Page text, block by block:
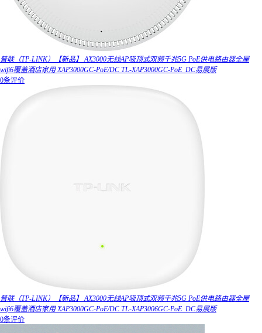
普联（TP-LINK）【新品】 AX3000无线AP吸顶式双频千兆5G PoE供电路由器全屋
wifi6覆盖酒店家用 XAP3000GC-PoE/DC TL-XAP3000GC-PoE_DC易展版
0条评价
普联（TP-LINK）【新品】 AX3000无线AP吸顶式双频千兆5G PoE供电路由器全屋
wifi6覆盖酒店家用 XAP3000GC-PoE/DC TL-XAP3006GC-PoE_DC易展版
0条评价